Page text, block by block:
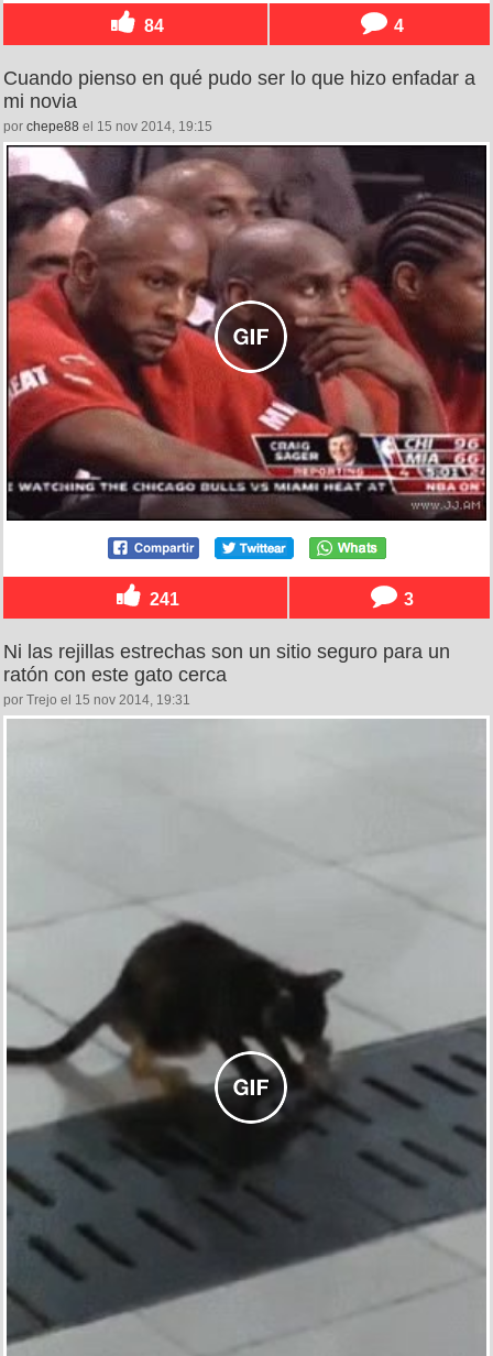
84 4
Cuando pienso en qué pudo ser lo que hizo enfadar a
mi novia
por chepe88 el 15 nov 2014, 19:15
241 3
Ni las rejillas estrechas son un sitio seguro para un
ratón con este gato cerca
por Trejo el 15 nov 2014, 19:31